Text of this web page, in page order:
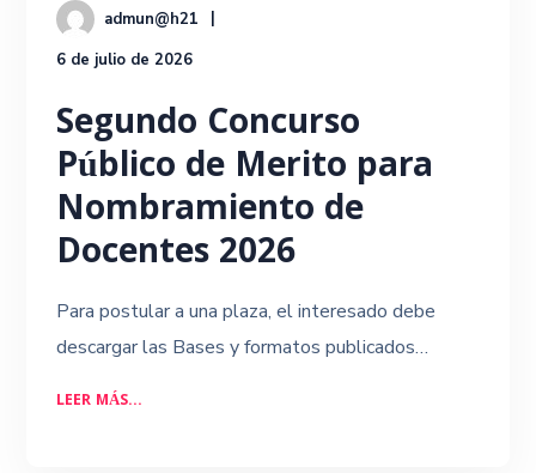
admun@h21
6 de julio de 2026
Segundo Concurso
Público de Merito para
Nombramiento de
Docentes 2026
Para postular a una plaza, el interesado debe
descargar las Bases y formatos publicados…
LEER MÁS...